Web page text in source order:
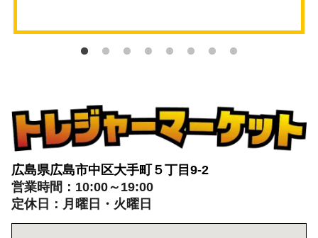
広島県広島市中区大手町５丁目9-2
営業時間：10:00～19:00
定休日：月曜日・火曜日